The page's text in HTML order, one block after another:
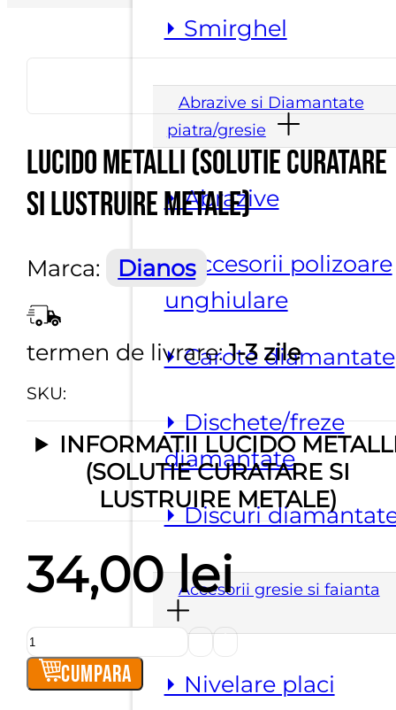
⏵ Smirghel
Abrazive si Diamantate
piatra/gresie
⏵ Abrazive
⏵ Accesorii polizoare
unghiulare
⏵ Carote diamantate
⏵ Dischete/freze
diamantate
⏵ Discuri
Accesorii gresie si faianta
⏵ Nivelare placi
LUCIDO METALLI (Solutie curatare
si lustruire metale)
Marca: Dianos
termen de livrare:1-3 zile
SKU:
INFORMATII LUCIDO
(SOLUTIE CURATARE SI
LUSTRUIRE METALE)
34,00lei
Cantitate
LUCIDO
METALLI
Cumpara